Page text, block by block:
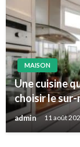
MAISON
Une cuisine
choisir le sur-
admin 11 août